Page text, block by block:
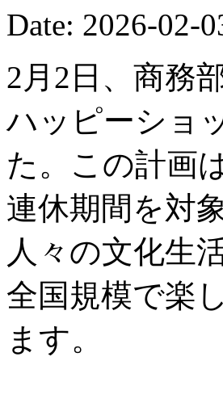
Date: 2026-02-
2月2日、商務
ハッピーショ
た。この計画
連休期間を対
人々の文化生
全国規模で楽
ます。